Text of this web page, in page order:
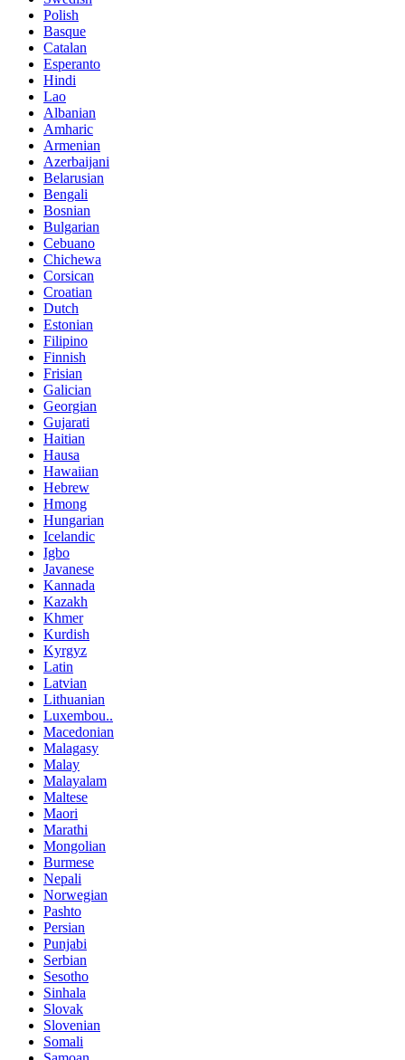
Polish
Basque
Catalan
Esperanto
Hindi
Lao
Albanian
Amharic
Armenian
Azerbaijani
Belarusian
Bengali
Bosnian
Bulgarian
Cebuano
Chichewa
Corsican
Croatian
Dutch
Estonian
Filipino
Finnish
Frisian
Galician
Georgian
Gujarati
Haitian
Hausa
Hawaiian
Hebrew
Hmong
Hungarian
Icelandic
Igbo
Javanese
Kannada
Kazakh
Khmer
Kurdish
Kyrgyz
Latin
Latvian
Lithuanian
Luxembou..
Macedonian
Malagasy
Malay
Malayalam
Maltese
Maori
Marathi
Mongolian
Burmese
Nepali
Norwegian
Pashto
Persian
Punjabi
Serbian
Sesotho
Sinhala
Slovak
Slovenian
Somali